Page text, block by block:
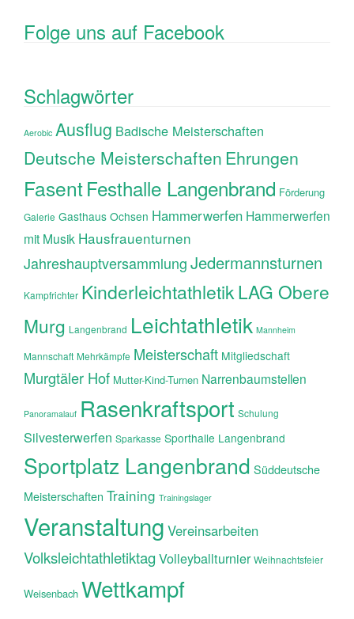
Folge uns auf Facebook
Schlagwörter
Aerobic Ausflug Badische Meisterschaften
Deutsche Meisterschaften Ehrungen
FasentFesthalle Langenbrand Förderung
Galerie Gasthaus Ochsen Hammerwerfen Hammerwerfen
mit Musik Hausfrauenturnen
JahreshauptversammlungJedermannsturnen
Kampfrichter KinderleichtathletikLAG Obere
Murg Langenbrand Leichtathletik Mannheim
Mannschaft Mehrkämpfe Meisterschaft Mitgliedschaft
Murgtäler Hof Mutter-Kind-Turnen Narrenbaumstellen
Panoramalauf Rasenkraftsport Schulung
Silvesterwerfen Sparkasse Sporthalle Langenbrand
Sportplatz Langenbrand Süddeutsche
Meisterschaften Training Trainingslager
Veranstaltung Vereinsarbeiten
Volksleichtathletiktag Volleyballturnier Weihnachtsfeier
Weisenbach Wettkampf